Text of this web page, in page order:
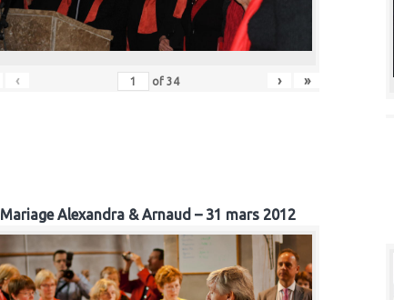
‹ of 34 › »
Mariage Alexandra & Arnaud – 31 mars 2012